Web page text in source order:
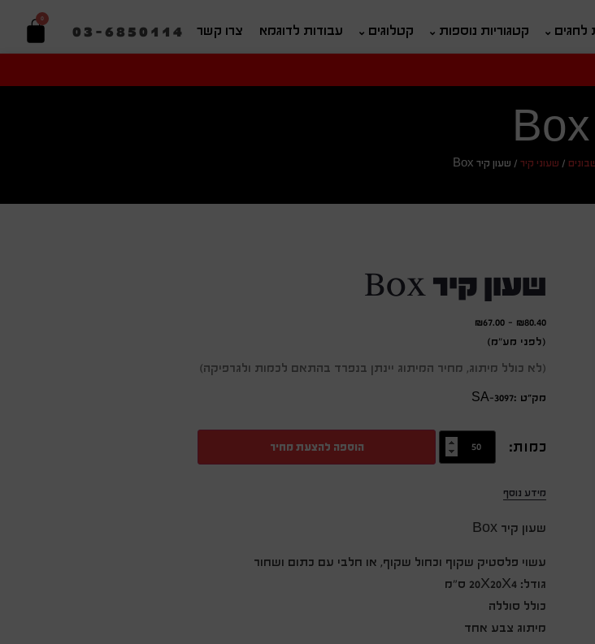
לחגים קטגוריות נוספות קטלוגים עבודות לדוגמא צרו קשר 03-6850114
0
/ שעוני קיר / שעון קיר Box
שעון קיר Box
₪80.40
-
₪67.00
(לפני מע"מ)
(לא כולל מיתוג, מחיר המיתוג יינתן בנפרד בהתאם לכמות ולגרפיקה)
מק״ט :SA-3097
כמות: הוספה להצעת מחיר
מידע נוסף
שעון קיר Box
עשוי פלסטיק שקוף וכחול שקוף, או חלבי עם כתום ושחור
גודל: 20X20X4 ס”מ
כולל סוללה
מיתוג צבע אחד